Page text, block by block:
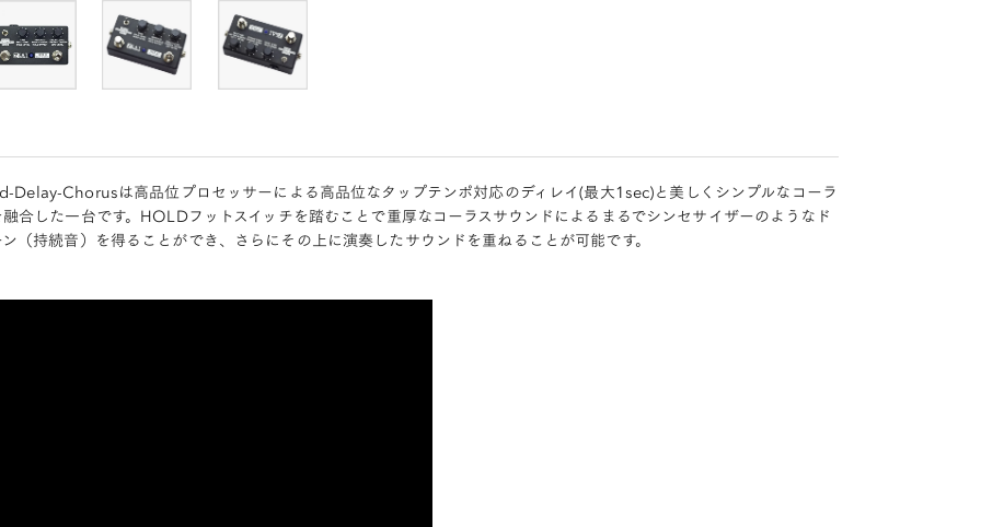
Delay-Chorusは高品位プロセッサーによる高品位なタップテンポ対応のディレイ(最大1sec)と美しくシンプルなコーラ
融合した一台です。HOLDフットスイッチを踏むことで重厚なコーラスサウンドによるまるでシンセサイザーのようなド
ン（持続音）を得ることができ、さらにその上に演奏したサウンドを重ねることが可能です。